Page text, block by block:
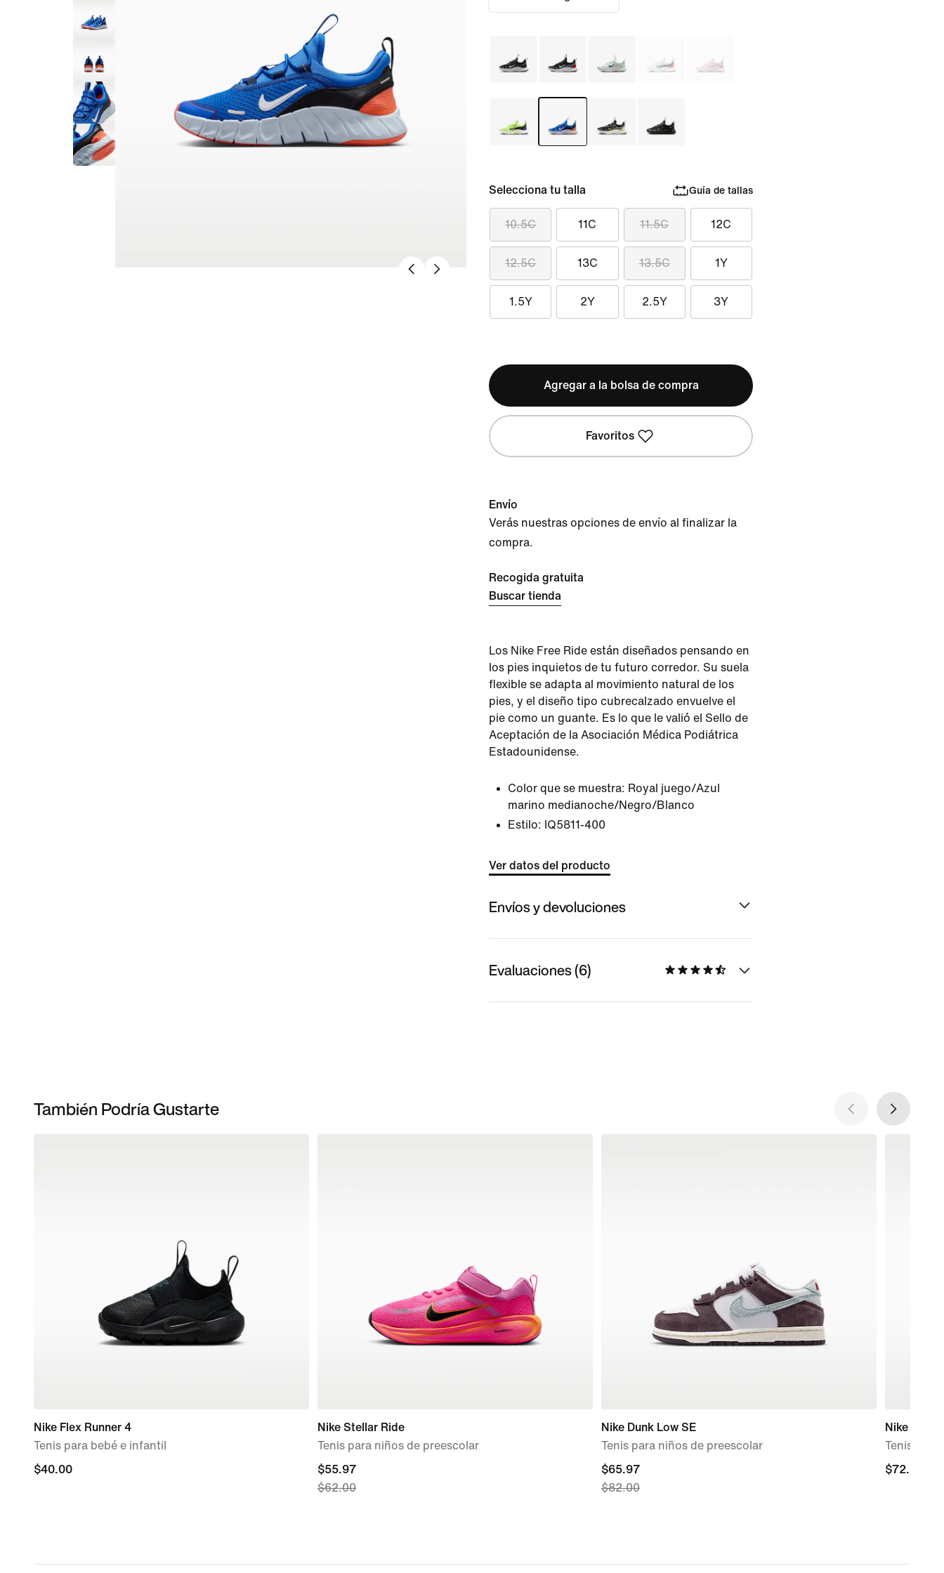
Selecciona tu talla Guía de tallas
10.5C 11C 11.5C 12C
12.5C 13C 13.5C 1Y
1.5Y 2Y 2.5Y 3Y
Agregar a la bolsa de compra
Favoritos
Envío
Verás nuestras opciones de envío al finalizar la
compra.
Recogida gratuita
Buscar tienda
Los Nike Free Ride están diseñados pensando en
los pies inquietos de tu futuro corredor. Su suela
flexible se adapta al movimiento natural de los
pies, y el diseño tipo cubrecalzado envuelve el
pie como un guante. Es lo que le valió el Sello de
Aceptación de la Asociación Médica Podiátrica
Estadounidense.
Color que se muestra: Royal juego/Azul
marino medianoche/Negro/Blanco
Estilo: IQ5811-400
Ver datos del producto
Envíos y devoluciones
Evaluaciones (6)
También Podría Gustarte
Nike Flex Runner 4
Tenis para bebé e infantil
$40.00
$40.00
Nike Stellar Ride
Tenis para niños de preescolar
current
price
$62.00
$55.97
$62.00
Nike Dunk Low SE
Tenis para niños de preescolar
current
price
$82.00
$65.97
$82.00
Nike Free
Tenis de
$72.00
$72.00